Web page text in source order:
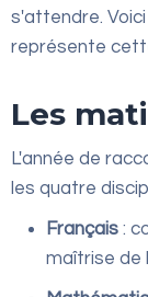
s'attendre.
représente
Les
L'année de
les quatre
Français :
maîtrise de